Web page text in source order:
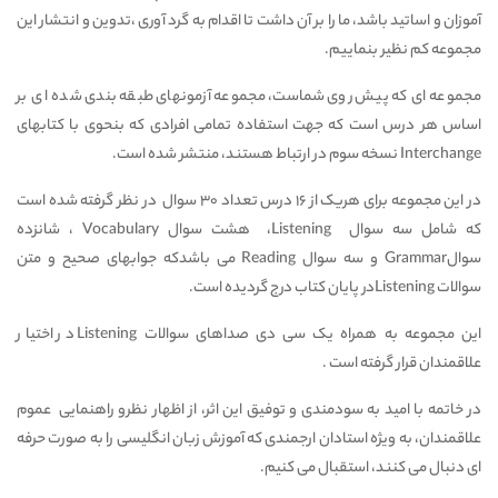
آموزان و اساتید باشد، ما را بر آن داشت تا اقدام به گرد آوری ،تدوین و انتشار این
مجموعه کم نظیر بنماییم.
مجموعه ای که پیش روی شماست، مجموعه آزمونهای طبقه بندی شده ای بر
اساس هر درس است که جهت استفاده تمامی افرادی که بنحوی با کتابهای
Interchange نسخه سوم در ارتباط هستند، منتشر شده است.
در این مجموعه برای هریک از 16 درس تعداد 30 سوال در نظر گرفته شده است
که شامل سه سوال Listening، هشت سوال Vocabulary ، شانزده
سوالGrammar و سه سوال Reading می باشدکه جوابهای صحیح و متن
سوالات Listeningدر پایان کتاب درج گردیده است.
این مجموعه به همراه یک سی دی صداهای سوالات Listening در اختیار
علاقمندان قرار گرفته است .
در خاتمه با امید به سودمندی و توفیق این اثر، از اظهار نظرو راهنمایی عموم
علاقمندان، به ویژه استادان ارجمندی که آموزش زبان انگلیسی را به صورت حرفه
ای دنبال می کنند، استقبال می کنیم.